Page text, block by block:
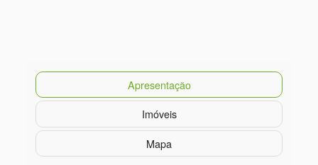
Apresentação
Imóveis
Mapa